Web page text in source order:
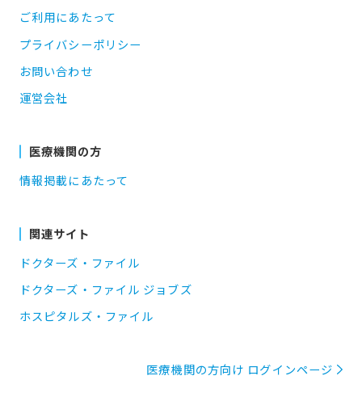
ご利用にあたって
プライバシーポリシー
お問い合わせ
運営会社
医療機関の方
情報掲載にあたって
関連サイト
ドクターズ・ファイル
ドクターズ・ファイル ジョブズ
ホスピタルズ・ファイル
医療機関の方向け ログインページ